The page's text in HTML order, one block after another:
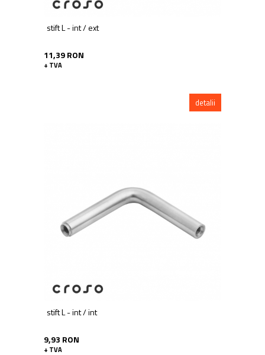
stift L - int / ext
11,39 RON
+ TVA
detalii
stift L - int / int
9,93 RON
+ TVA